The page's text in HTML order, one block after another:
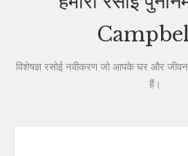
विशेषज्ञ रसोई नवीकरण जो आपके घर और
हैं।